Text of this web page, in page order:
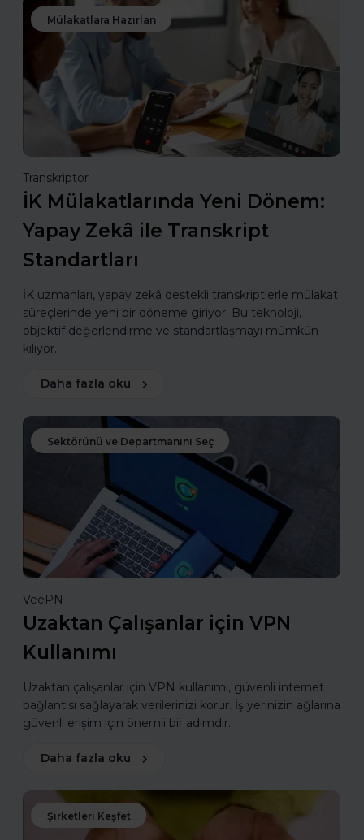
Mülakatlara Hazırlan
Transkriptor
İK Mülakatlarında Yeni Dönem:
Yapay Zekâ ile Transkript
Standartları
İK uzmanları, yapay zekâ destekli transkriptlerle mülakat
süreçlerinde yeni bir döneme giriyor. Bu teknoloji,
objektif değerlendirme ve standartlaşmayı mümkün
kılıyor.
Daha fazla oku
Sektörünü ve Departmanını Seç
VeePN
Uzaktan Çalışanlar için VPN
Kullanımı
Uzaktan çalışanlar için VPN kullanımı, güvenli internet
bağlantısı sağlayarak verilerinizi korur. İş yerinizin ağlarına
güvenli erişim için önemli bir adımdır.
Daha fazla oku
Şirketleri Keşfet